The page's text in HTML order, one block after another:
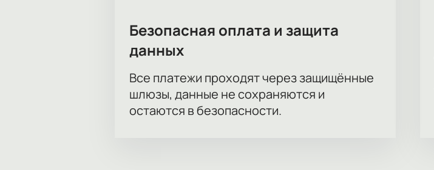
Безопасная оплата и защита
данных
Все платежи проходят через защищённые
шлюзы, данные не сохраняются и
остаются в безопасности.